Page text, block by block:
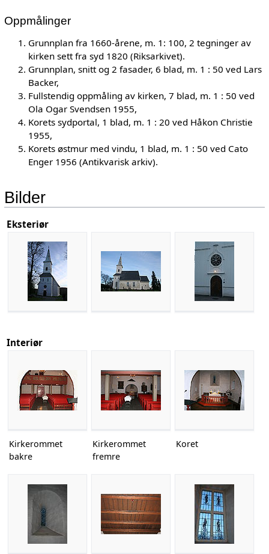
Oppmålinger
Grunnplan fra 1660-årene, m. 1: 100, 2 tegninger av
kirken sett fra syd 1820 (Riksarkivet).
Grunnplan, snitt og 2 fasader, 6 blad, m. 1 : 50 ved Lars
Backer,
Fullstendig oppmåling av kirken, 7 blad, m. 1 : 50 ved
Ola Ogar Svendsen 1955,
Korets sydportal, 1 blad, m. 1 : 20 ved Håkon Christie
1955,
Korets østmur med vindu, 1 blad, m. 1 : 50 ved Cato
Enger 1956 (Antikvarisk arkiv).
Bilder
Eksteriør
Interiør
Kirkerommet
bakre
Kirkerommet
fremre
Koret